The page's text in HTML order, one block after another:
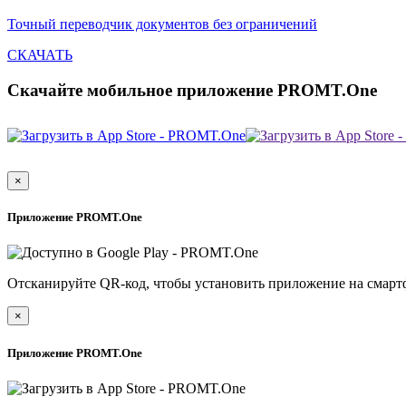
Точный переводчик документов без ограничений
СКАЧАТЬ
Скачайте мобильное приложение PROMT.One
×
Приложение PROMT.One
Отсканируйте QR-код, чтобы установить приложение на
×
Приложение PROMT.One